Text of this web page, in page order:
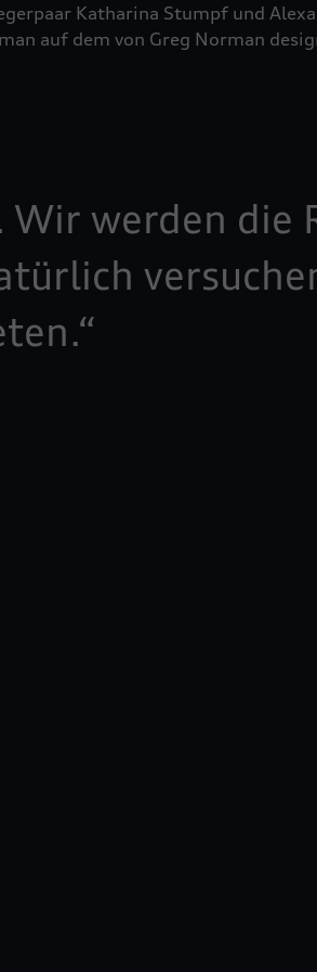
Katharina Stumpf und
auf dem von Greg Norman
werden die